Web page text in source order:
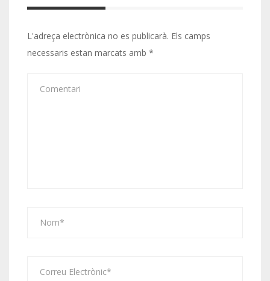
L'adreça electrònica no es publicarà. Els camps
necessaris estan marcats amb *